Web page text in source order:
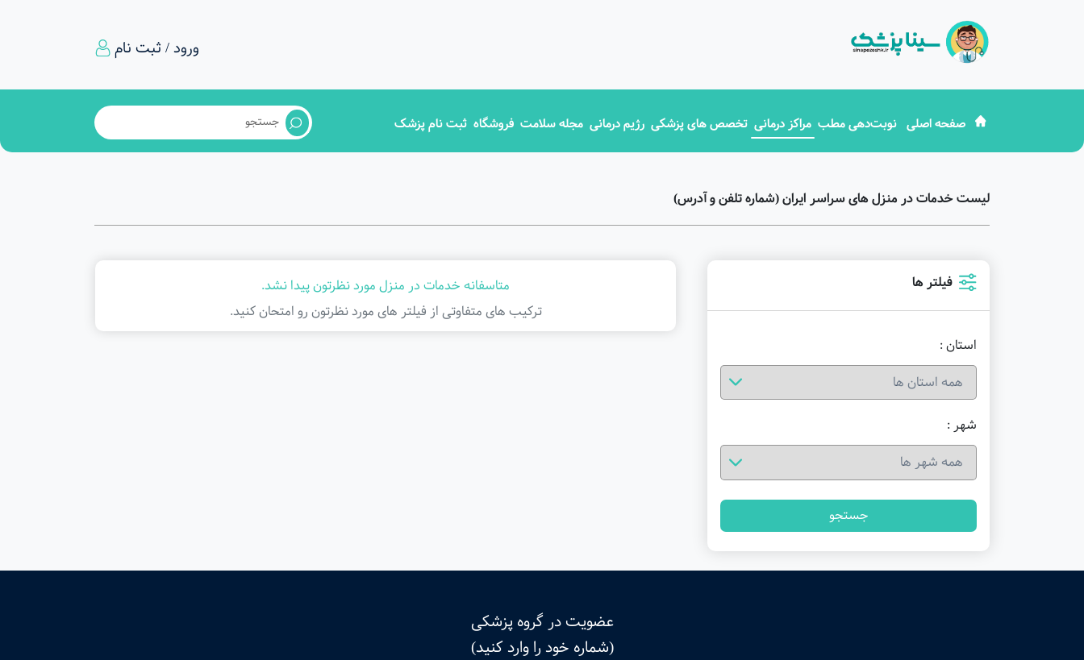
ورود / ثبت نام
صفحه اصلی نوبت‌دهی مطب مراکز درمانی تخصص های پزشکی رژیم درمانی مجله سلامت فروشگاه ثبت نام پزشک
لیست خدمات در منزل های سراسر ایران (شماره تلفن و آدرس)
فیلتر ها
استان :
شهر :
جستجو
متاسفانه خدمات در منزل مورد نظرتون پیدا نشد.
ترکیب های متفاوتی از فیلتر ‌های مورد نظرتون رو امتحان کنید.
عضویت در گروه پزشکی
(شماره خود را وارد کنید)